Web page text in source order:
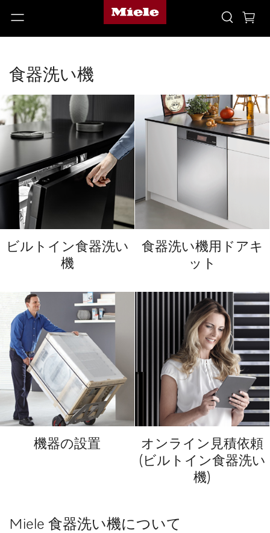
食器洗い機
ビルトイン食器洗い
機
食器洗い機用ドアキ
ット
機器の設置
オンライン見積依頼
(ビルトイン食器洗い
機)
Miele 食器洗い機について